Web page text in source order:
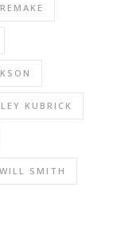
REMAKE
KUBRICK
WILL SMITH